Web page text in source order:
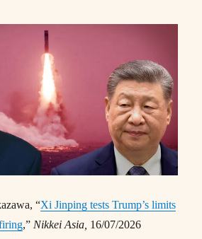
“Xi Jinping tests Trump’s limits
,” Nikkei Asia, 16/07/2026